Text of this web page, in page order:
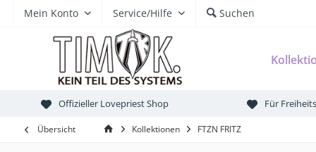
Mein Konto Service/Hilfe Suchen
Offizieller Lovepriest Shop Für
Übersicht Kollektionen FTZN FRITZ